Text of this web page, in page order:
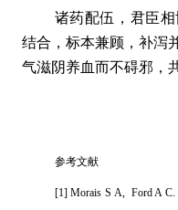
诸药配伍，君臣
结合，标本兼顾，补泻
气滋阴养血而不碍邪，
参考文献
[1] Morais S A, Ford A C.